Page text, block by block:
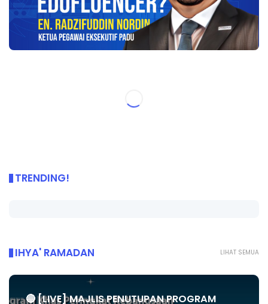
TRENDING!
LIHAT SEMUA
IHYA' RAMADAN
🔴 [LIVE] MAJLIS PENUTUPAN PROGRAM